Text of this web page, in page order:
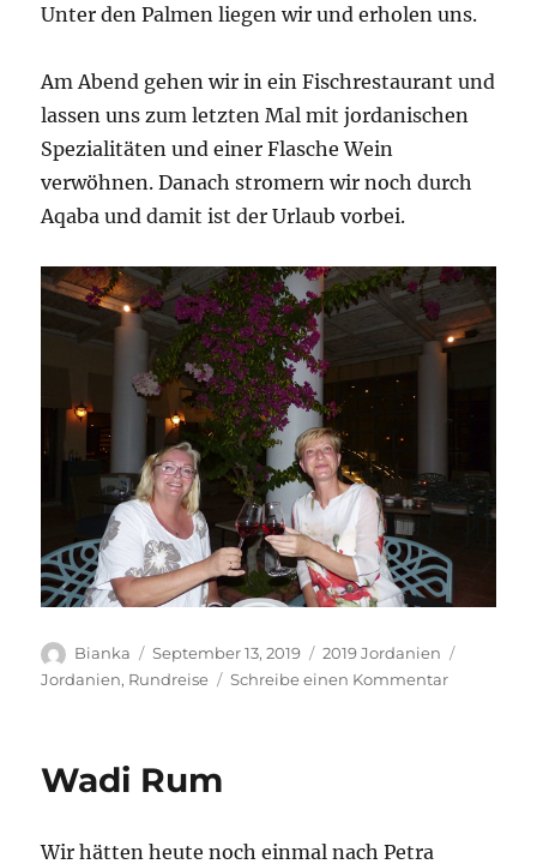
Unter den Palmen liegen wir und erholen uns.
Am Abend gehen wir in ein Fischrestaurant und
lassen uns zum letzten Mal mit jordanischen
Spezialitäten und einer Flasche Wein
verwöhnen. Danach stromern wir noch durch
Aqaba und damit ist der Urlaub vorbei.
Autor
Bianka
Veröffentlicht
am
September 13, 2019 Kategorien
2019 Jordanien
Jordanien, Rundreise Schreibe einen Kommentarzu
Wadi Rum
Wir hätten heute noch einmal nach Petra